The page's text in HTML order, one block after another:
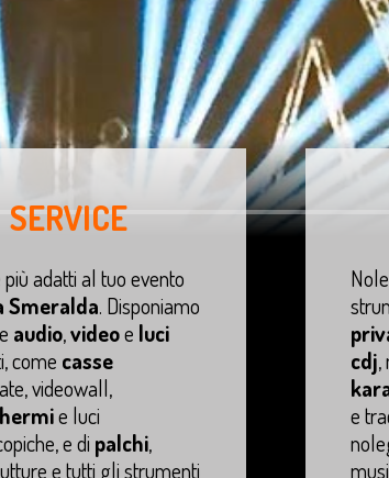
SERVICE
più adatti al tuo evento
Smeralda. Disponiamo
audio,videoe luci
come casse
videowall,
e luci
e di palchi,
e tutti gli strumenti
cdj,
e